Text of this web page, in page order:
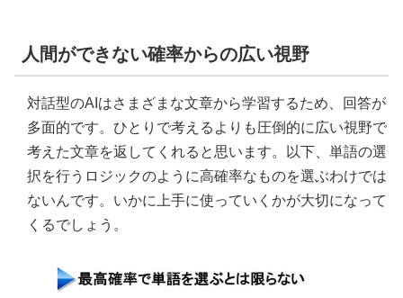
人間ができない確率からの広い視野
対話型のAIはさまざまな文章から学習するため、回答が
多面的です。ひとりで考えるよりも圧倒的に広い視野で
考えた文章を返してくれると思います。以下、単語の選
択を行うロジックのように高確率なものを選ぶわけでは
ないんです。いかに上手に使っていくかが大切になって
くるでしょう。